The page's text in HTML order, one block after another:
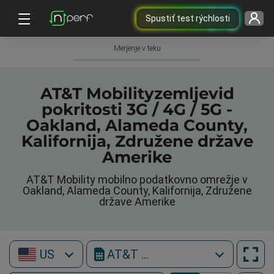
Spustiť test rýchlosti
Merjenje v teku
AT&T Mobilityzemljevid
pokritosti 3G / 4G / 5G -
Oakland, Alameda County,
Kalifornija, Združene države
Amerike
AT&T Mobility mobilno podatkovno omrežje v
Oakland, Alameda County, Kalifornija, Združene
države Amerike
US AT&T Mobility